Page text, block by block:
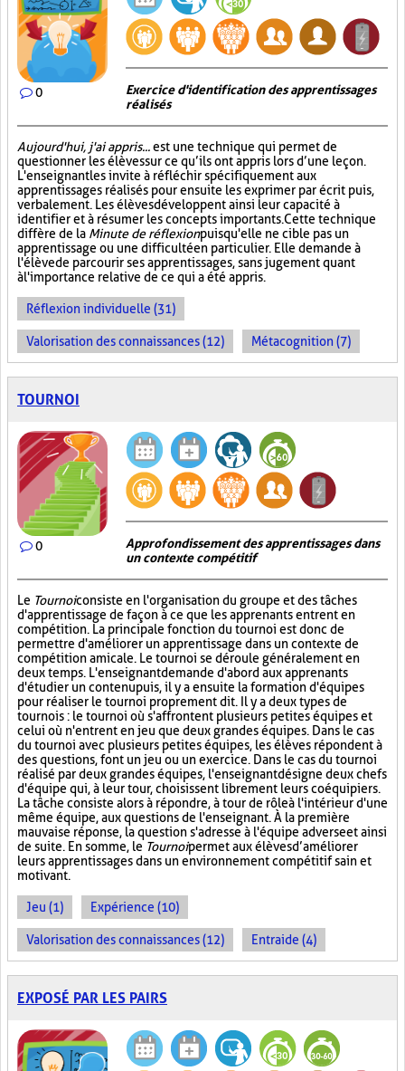
0
Exercice d'identification des apprentissages
réalisés
Aujourd'hui, j'ai appris...est une technique qui permet de
questionner les élèves sur ce qu’ils ont appris lors d’une leçon.
L'enseignant les invite à réfléchir spécifiquement aux
apprentissages réalisés pour ensuite les exprimer par écrit puis,
verbalement. Les élèves développent ainsi leur capacité à
identifier et à résumer les concepts importants. Cette technique
diffère de la Minute de réflexionpuisqu'elle ne cible pas un
apprentissage ou une difficulté en particulier. Elle demande à
l'élève de parcourir ses apprentissages, sans jugement quant
à l'importance relative de ce qui a été appris.
Réflexion individuelle (31)
Valorisation des connaissances (12) Métacognition (7)
TOURNOI
0
Approfondissement des apprentissages dans
un contexte compétitif
Le Tournoiconsiste en l'organisation du groupe et des tâches
d'apprentissage de façon à ce que les apprenants entrent en
compétition. La principale fonction du tournoi est donc de
permettre d'améliorer un apprentissage dans un contexte de
compétition amicale. Le tournoi se déroule généralement en
deux temps. L'enseignant demande d'abord aux apprenants
d'étudier un contenu puis, il y a ensuite la formation d'équipes
pour réaliser le tournoi proprement dit. Il y a deux types de
tournois : le tournoi où s'affrontent plusieurs petites équipes et
celui où n'entrent en jeu que deux grandes équipes. Dans le cas
du tournoi avec plusieurs petites équipes, les élèves répondent à
des questions, font un jeu ou un exercice. Dans le cas du tournoi
réalisé par deux grandes équipes, l'enseignant désigne deux chefs
d'équipe qui, à leur tour, choisissent librement leurs coéquipiers.
La tâche consiste alors à répondre, à tour de rôle à l'intérieur d'une
même équipe, aux questions de l'enseignant. À la première
mauvaise réponse, la question s'adresse à l'équipe adverse et ainsi
de suite. En somme, le Tournoipermet aux élèves d’améliorer
leurs apprentissages dans un environnement compétitif sain et
motivant.
Jeu (1) Expérience (10)
Valorisation des connaissances (12) Entraide (4)
EXPOSÉ PAR LES PAIRS